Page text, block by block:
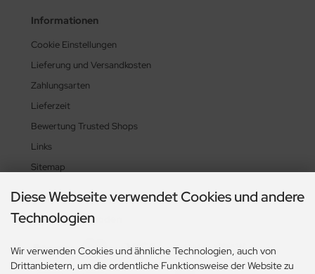
Informationen
Cookie Einstellungen
Lieferung und Versandkosten
Zahlungsarten
Lieferzeit
Bewertung Trusted Shops
Links
Sitemap
Zahlungsmethoden
Diese Webseite verwendet Cookies und andere
Technologien
Wir verwenden Cookies und ähnliche Technologien, auch von
Drittanbietern, um die ordentliche Funktionsweise der Website zu